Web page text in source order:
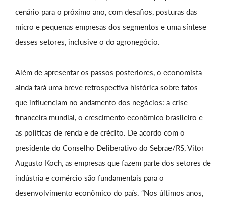
cenário para o próximo ano, com desafios, posturas das
micro e pequenas empresas dos segmentos e uma síntese
desses setores, inclusive o do agronegócio.
Além de apresentar os passos posteriores, o economista
ainda fará uma breve retrospectiva histórica sobre fatos
que influenciam no andamento dos negócios: a crise
financeira mundial, o crescimento econômico brasileiro e
as políticas de renda e de crédito. De acordo com o
presidente do Conselho Deliberativo do Sebrae/RS, Vitor
Augusto Koch, as empresas que fazem parte dos setores de
indústria e comércio são fundamentais para o
desenvolvimento econômico do país. “Nos últimos anos,